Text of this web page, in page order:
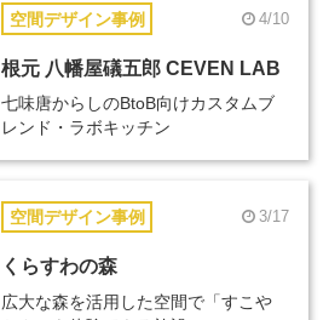
空間デザイン事例 4/10
根元 八幡屋礒五郎 CEVEN LAB
七味唐からしのBtoB向けカスタムブ
レンド・ラボキッチン
空間デザイン事例 3/17
くらすわの森
広大な森を活用した空間で「すこや